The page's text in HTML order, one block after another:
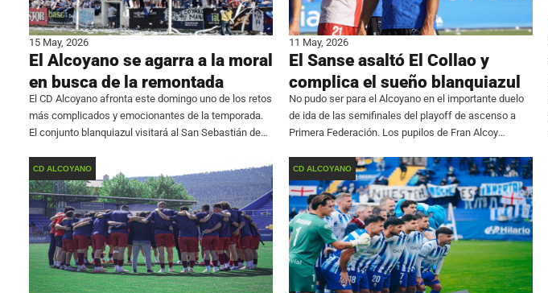
15 May, 2026
El Alcoyano se agarra a la moral
en busca de la remontada
El CD Alcoyano afronta este domingo uno de los retos
más complicados y emocionantes de la temporada.
El conjunto blanquiazul visitará al San Sebastián de
ascenso tras caer por
11 May, 2026
El Sanse asaltó El Collao y
complica el sueño blanquiazul
No pudo ser para el Alcoyano en el importante duelo
de ida de las semifinales del playoff de ascenso a
Primera Federación. Los pupilos de Fran Alcoy
derrota oficial fue el pasado
CD ALCOYANO CD ALCOYANO